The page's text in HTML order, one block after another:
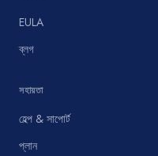
EULA
ব্লগ
সহায়তা
হেল্প & সাপোর্ট
প্লান